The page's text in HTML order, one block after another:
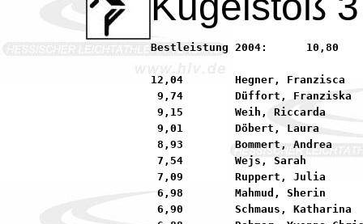
Bestleistung 2004:	10,80        Rückert, Fiona          90 LG MINIMAX Seligenstad
12,04        Hegner, Franzisca
9,74        Düffort, Franziska
9,15        Weih, Riccarda
9,01        Döbert, Laura
8,93        Bommert, Andrea
7,54        Wejs, Sarah
7,09        Ruppert, Julia
6,98        Mahmud, Sherin
6,90        Schmaus,